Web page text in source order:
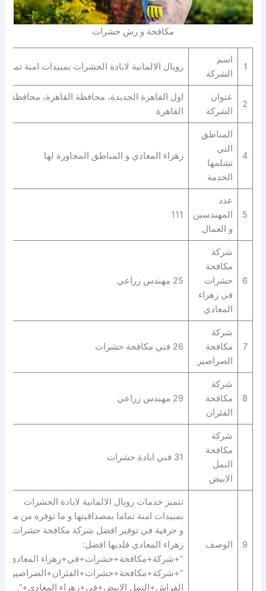
مكافحة و رش حشرات
1
اسم
الشركة
رويال الالمانية لابادة الحشرات بمبيدات امنة تماما
2
عنوان
الشركة
اول القاهرة الجديدة، محافظة القاهرة‬، محافظة
القاهرة‬
4
المناطق
التي
تشلمها
الخدمة
زهراء المعادي و المناطق المجاورة لها
5
عدد
المهندسين
و العمال
111
6
شركة
مكافحة
حشرات
في زهراء
المعادي
25 مهندس زراعي
7
شركة
مكافحة
الصراصير
26 فني مكافحة حشرات
8
شركة
مكافحة
الفئران
29 مهندس زراعي
شركة
مكافحة
النمل
الابيض
31 فني ابادة حشرات
9 الوصف
تتميز خدمات رويال الالمانية لابادة الحشرات
بمبيدات امنة تماما بمصداقيتها و ما توفره من
و حرفية في توفير افضل شركة مكافحة حشرات
زهراء المعادي فلديها افضل:
“+شركة+مكافحة+حشرات+في+زهراء
الفراش+النمل الابيض+في+زهراء المعادي+”.